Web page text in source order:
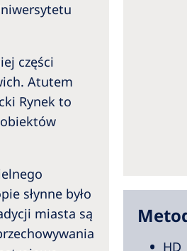
części
Atutem
Rynek to
słynne było
miasta są
HD